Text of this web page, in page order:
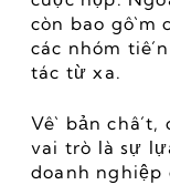
còn bao gồm
các nhóm
tác từ xa.
Về bản chất,
vai trò là sự
doanh